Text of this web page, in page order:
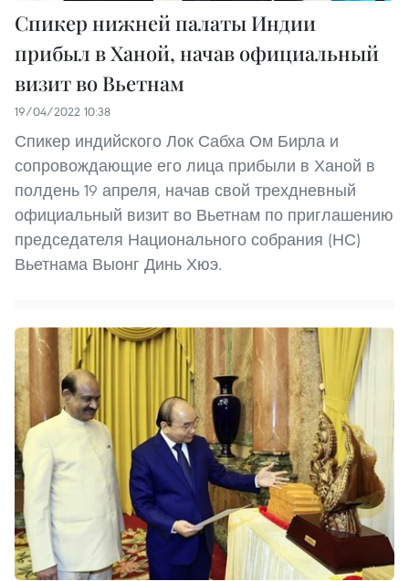
Спикер нижней палаты Индии
прибыл в Ханой, начав официальный
визит во Вьетнам
19/04/2022 10:38
Спикер индийского Лок Сабха Ом Бирла и
сопровождающие его лица прибыли в Ханой в
полдень 19 апреля, начав свой трехдневный
официальный визит во Вьетнам по приглашению
председателя Национального собрания (НС)
Вьетнама Выонг Динь Хюэ.